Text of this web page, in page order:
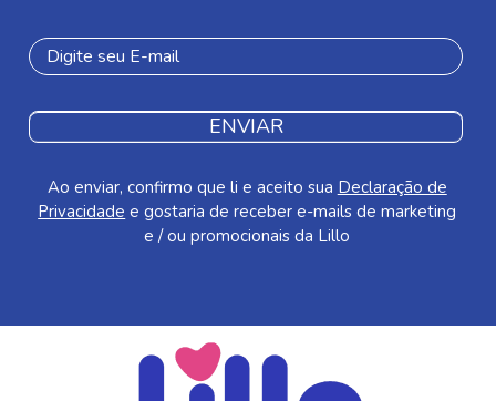
ENVIAR
Ao enviar, confirmo que li e aceito sua Declaração de
Privacidade e gostaria de receber e-mails de marketing
e / ou promocionais da Lillo